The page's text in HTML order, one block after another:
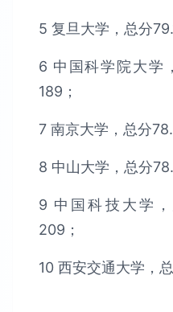
5 复旦大学，总分
6 中国科学院大学
189；
7 南京大学，总分
8 中山大学，总分
9 中国科技大学
209；
10 西安交通大学，